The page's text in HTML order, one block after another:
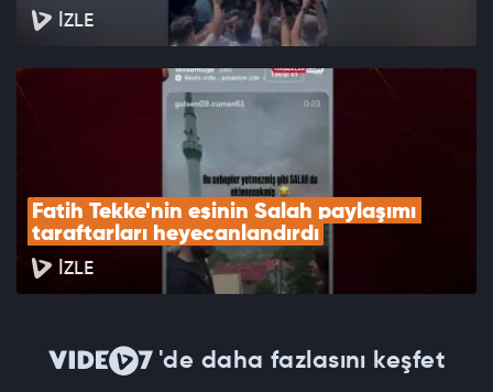
İZLE
Fatih Tekke'nin eşinin Salah paylaşımı
taraftarları heyecanlandırdı
İZLE
'de daha fazlasını keşfet